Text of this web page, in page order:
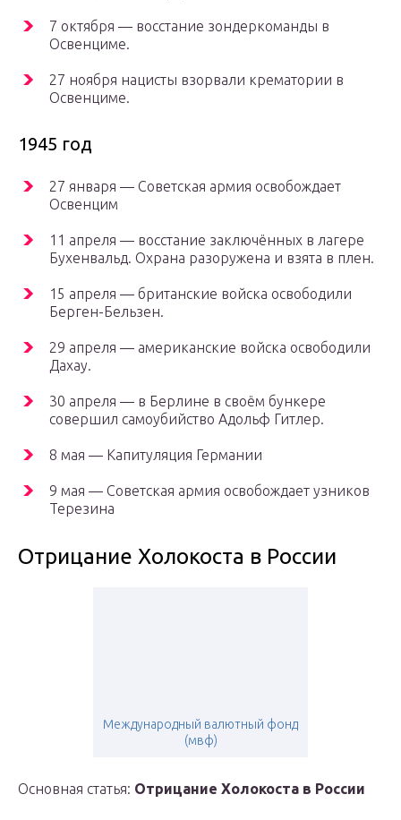
7 октября — восстание зондеркоманды в
Освенциме.
27 ноября нацисты взорвали крематории в
Освенциме.
1945 год
27 января — Советская армия освобождает
Освенцим
11 апреля — восстание заключённых в лагере
Бухенвальд. Охрана разоружена и взята в плен.
15 апреля — британские войска освободили
Берген-Бельзен.
29 апреля — американские войска освободили
Дахау.
30 апреля — в Берлине в своём бункере
совершил самоубийство Адольф Гитлер.
8 мая — Капитуляция Германии
9 мая — Советская армия освобождает узников
Терезина
Отрицание Холокоста в России
Международный валютный фонд
(мвф)
Основная статья: Отрицание Холокоста в России